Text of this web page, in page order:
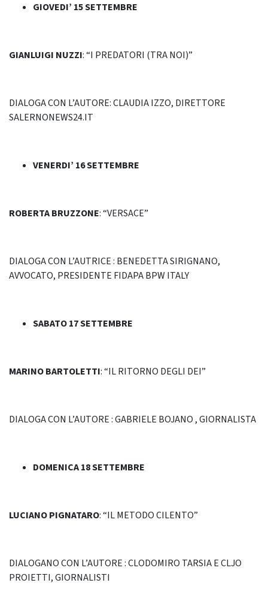
GIOVEDI’ 15 SETTEMBRE
GIANLUIGI NUZZI: “I PREDATORI (TRA NOI)”
DIALOGA CON L’AUTORE: CLAUDIA IZZO, DIRETTORE
SALERNONEWS24.IT
VENERDI’ 16 SETTEMBRE
ROBERTA BRUZZONE: “VERSACE”
DIALOGA CON L’AUTRICE : BENEDETTA SIRIGNANO,
AVVOCATO, PRESIDENTE FIDAPA BPW ITALY
SABATO 17 SETTEMBRE
MARINO BARTOLETTI: “IL RITORNO DEGLI DEI”
DIALOGA CON L’AUTORE : GABRIELE BOJANO , GIORNALISTA
DOMENICA 18 SETTEMBRE
LUCIANO PIGNATARO: “IL METODO CILENTO”
DIALOGANO CON L’AUTORE : CLODOMIRO TARSIA E CLJO
PROIETTI, GIORNALISTI